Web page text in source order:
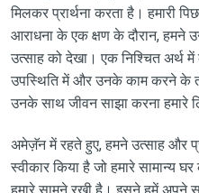
मिलकर प्रार्थना करता है। हमारी
आराधना के एक क्षण के दौरान, हमने
उत्साह को देखा। एक निश्चित अर्थ
उपस्थिति में और उनके काम करने के
उनके साथ जीवन साझा करना हमारे
अमेज़ॅन में रहते हुए, हमने उत्साह और
स्वीकार किया है जो हमारे सामान्य